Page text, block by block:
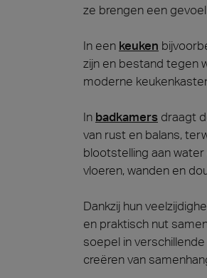
ze brengen een
In een keuken
zijn en bestand tegen
moderne
In badkamers draagt
van rust en balans,
blootstelling aan
vloeren, wanden en
Dankzij hun
en praktisch nut
soepel in
creëren van